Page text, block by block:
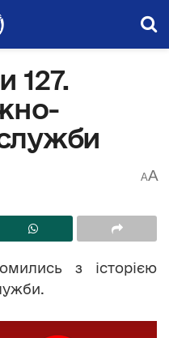
127.
AA
з історією